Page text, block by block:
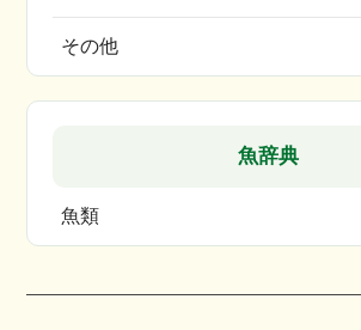
その他
魚辞典
魚類